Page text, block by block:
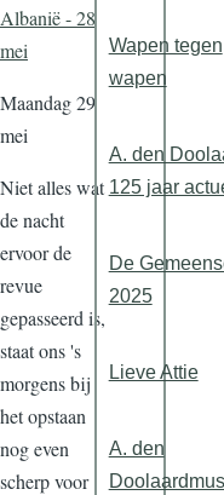
Albanië - 28
mei
Maandag 29
mei
Niet alles wat
de nacht
ervoor de
revue
gepasseerd is,
staat ons 's
morgens bij
het opstaan
nog even
scherp voor
Wapen tegen
wapen
A. den
125 jaar
De
2025
Lieve Attie
A. den